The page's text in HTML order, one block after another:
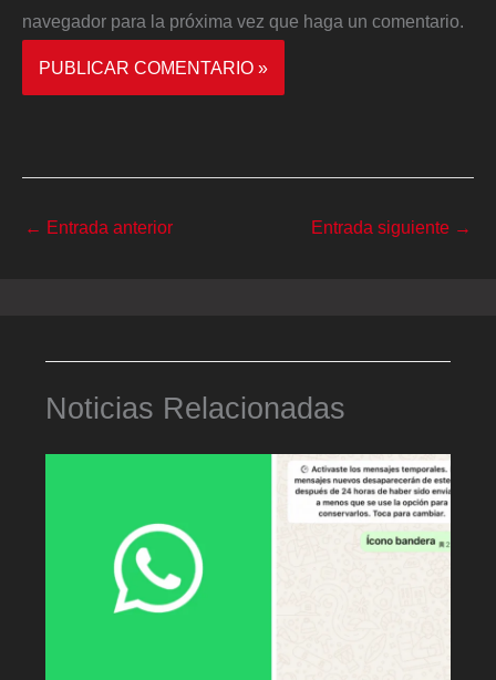
navegador para la próxima vez que haga un comentario.
← Entrada anterior Entrada siguiente →
Noticias Relacionadas